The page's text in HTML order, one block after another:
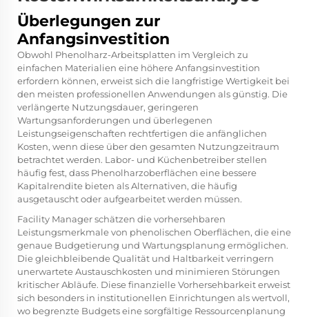
Überlegungen zur
Anfangsinvestition
Obwohl Phenolharz-Arbeitsplatten im Vergleich zu
einfachen Materialien eine höhere Anfangsinvestition
erfordern können, erweist sich die langfristige Wertigkeit bei
den meisten professionellen Anwendungen als günstig. Die
verlängerte Nutzungsdauer, geringeren
Wartungsanforderungen und überlegenen
Leistungseigenschaften rechtfertigen die anfänglichen
Kosten, wenn diese über den gesamten Nutzungzeitraum
betrachtet werden. Labor- und Küchenbetreiber stellen
häufig fest, dass Phenolharzoberflächen eine bessere
Kapitalrendite bieten als Alternativen, die häufig
ausgetauscht oder aufgearbeitet werden müssen.
Facility Manager schätzen die vorhersehbaren
Leistungsmerkmale von phenolischen Oberflächen, die eine
genaue Budgetierung und Wartungsplanung ermöglichen.
Die gleichbleibende Qualität und Haltbarkeit verringern
unerwartete Austauschkosten und minimieren Störungen
kritischer Abläufe. Diese finanzielle Vorhersehbarkeit erweist
sich besonders in institutionellen Einrichtungen als wertvoll,
wo begrenzte Budgets eine sorgfältige Ressourcenplanung